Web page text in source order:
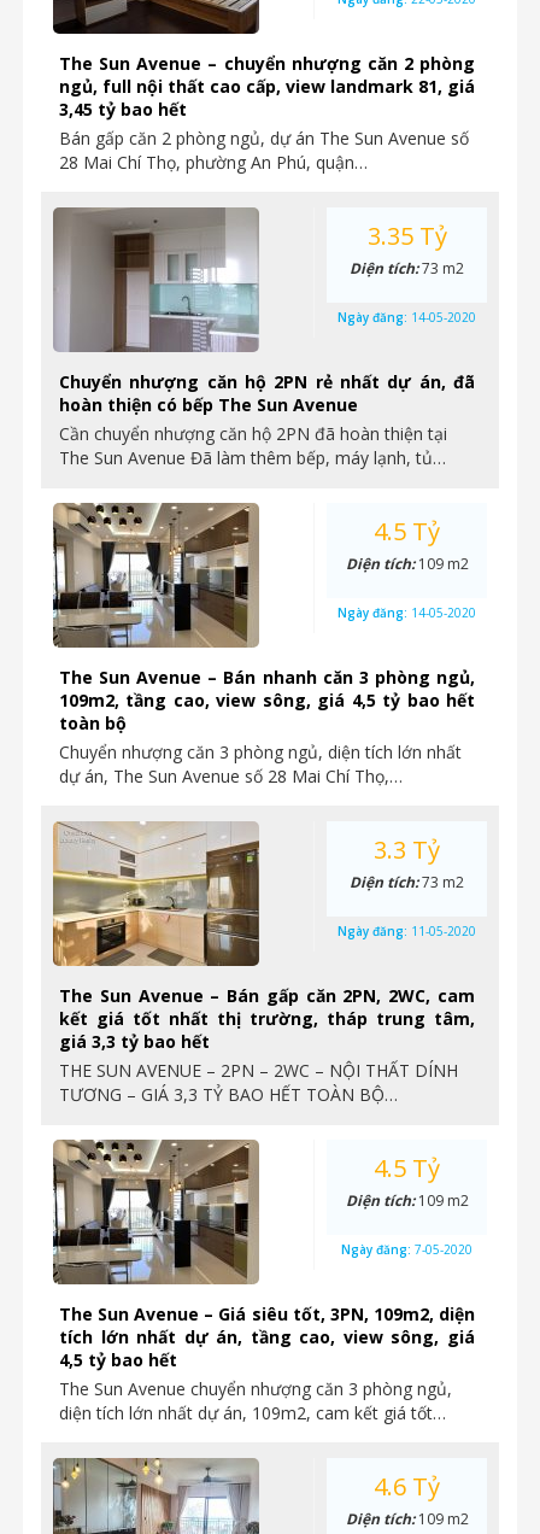
The Sun Avenue – chuyển nhượng căn 2 phòng
ngủ, full nội thất cao cấp, view landmark 81, giá
3,45 tỷ bao hết
Bán gấp căn 2 phòng ngủ, dự án The Sun Avenue số
28 Mai Chí Thọ, phường An Phú, quận…
Chuyển nhượng căn hộ 2PN rẻ nhất dự án, đã
hoàn thiện có bếp The Sun Avenue
Cần chuyển nhượng căn hộ 2PN đã hoàn thiện tại
The Sun Avenue Đã làm thêm bếp, máy lạnh, tủ…
3.35 Tỷ
Diện tích:73 m2
Ngày đăng: 14-05-2020
The Sun Avenue – Bán nhanh căn 3 phòng ngủ,
109m2, tầng cao, view sông, giá 4,5 tỷ bao hết
toàn bộ
Chuyển nhượng căn 3 phòng ngủ, diện tích lớn nhất
dự án, The Sun Avenue số 28 Mai Chí Thọ,…
4.5 Tỷ
Diện tích:109 m2
Ngày đăng: 14-05-2020
The Sun Avenue – Bán gấp căn 2PN, 2WC, cam
kết giá tốt nhất thị trường, tháp trung tâm,
giá 3,3 tỷ bao hết
THE SUN AVENUE – 2PN – 2WC – NỘI THẤT DÍNH
TƯƠNG – GIÁ 3,3 TỶ BAO HẾT TOÀN BỘ…
3.3 Tỷ
Diện tích:73 m2
Ngày đăng: 11-05-2020
The Sun Avenue – Giá siêu tốt, 3PN, 109m2, diện
tích lớn nhất dự án, tầng cao, view sông, giá
4,5 tỷ bao hết
The Sun Avenue chuyển nhượng căn 3 phòng ngủ,
diện tích lớn nhất dự án, 109m2, cam kết giá tốt…
4.5 Tỷ
Diện tích:109 m2
Ngày đăng: 7-05-2020
4.6 Tỷ
Diện tích:109 m2